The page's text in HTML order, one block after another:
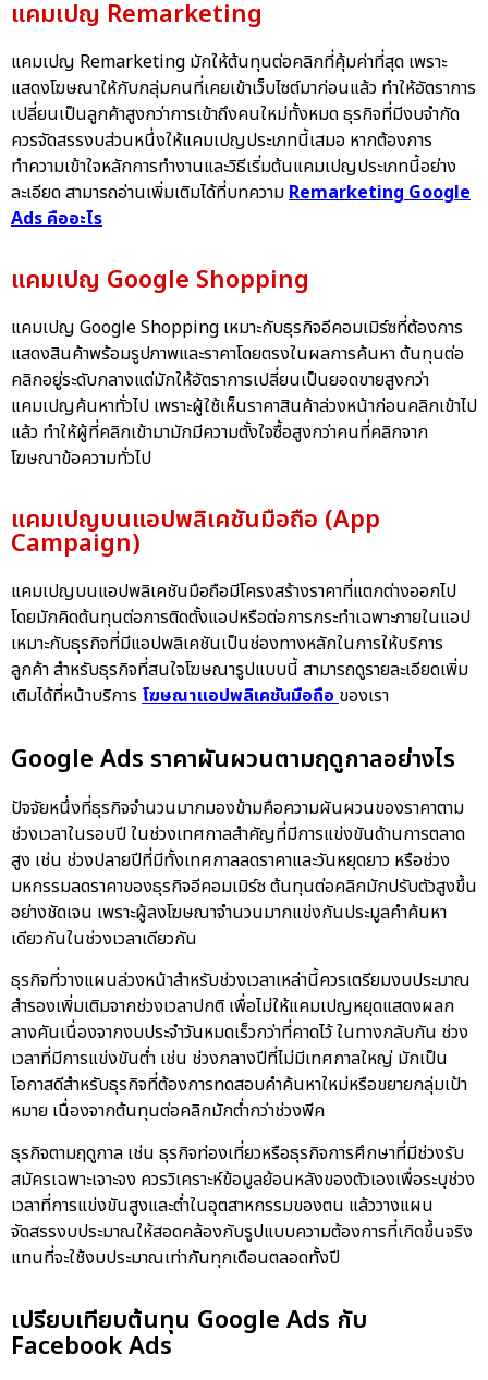
แคมเปญ Remarketing
แคมเปญ Remarketing มักให้ต้นทุนต่อคลิกที่คุ้มค่าที่สุด เพราะ
แสดงโฆษณาให้กับกลุ่มคนที่เคยเข้าเว็บไซต์มาก่อนแล้ว ทำให้อัตราการ
เปลี่ยนเป็นลูกค้าสูงกว่าการเข้าถึงคนใหม่ทั้งหมด ธุรกิจที่มีงบจำกัด
ควรจัดสรรงบส่วนหนึ่งให้แคมเปญประเภทนี้เสมอ หากต้องการ
ทำความเข้าใจหลักการทำงานและวิธีเริ่มต้นแคมเปญประเภทนี้อย่าง
ละเอียด สามารถอ่านเพิ่มเติมได้ที่บทความ Remarketing Google
Ads คืออะไร
แคมเปญ Google Shopping
แคมเปญ Google Shopping เหมาะกับธุรกิจอีคอมเมิร์ซที่ต้องการ
แสดงสินค้าพร้อมรูปภาพและราคาโดยตรงในผลการค้นหา ต้นทุนต่อ
คลิกอยู่ระดับกลางแต่มักให้อัตราการเปลี่ยนเป็นยอดขายสูงกว่า
แคมเปญค้นหาทั่วไป เพราะผู้ใช้เห็นราคาสินค้าล่วงหน้าก่อนคลิกเข้าไป
แล้ว ทำให้ผู้ที่คลิกเข้ามามักมีความตั้งใจซื้อสูงกว่าคนที่คลิกจาก
โฆษณาข้อความทั่วไป
แคมเปญบนแอปพลิเคชันมือถือ (App
Campaign)
แคมเปญบนแอปพลิเคชันมือถือมีโครงสร้างราคาที่แตกต่างออกไป
โดยมักคิดต้นทุนต่อการติดตั้งแอปหรือต่อการกระทำเฉพาะภายในแอป
เหมาะกับธุรกิจที่มีแอปพลิเคชันเป็นช่องทางหลักในการให้บริการ
ลูกค้า สำหรับธุรกิจที่สนใจโฆษณารูปแบบนี้ สามารถดูรายละเอียดเพิ่ม
เติมได้ที่หน้าบริการ โฆษณาแอปพลิเคชันมือถือ ของเรา
Google Ads ราคาผันผวนตามฤดูกาลอย่างไร
ปัจจัยหนึ่งที่ธุรกิจจำนวนมากมองข้ามคือความผันผวนของราคาตาม
ช่วงเวลาในรอบปี ในช่วงเทศกาลสำคัญที่มีการแข่งขันด้านการตลาด
สูง เช่น ช่วงปลายปีที่มีทั้งเทศกาลลดราคาและวันหยุดยาว หรือช่วง
มหกรรมลดราคาของธุรกิจอีคอมเมิร์ซ ต้นทุนต่อคลิกมักปรับตัวสูงขึ้น
อย่างชัดเจน เพราะผู้ลงโฆษณาจำนวนมากแข่งกันประมูลคำค้นหา
เดียวกันในช่วงเวลาเดียวกัน
ธุรกิจที่วางแผนล่วงหน้าสำหรับช่วงเวลาเหล่านี้ควรเตรียมงบประมาณ
สำรองเพิ่มเติมจากช่วงเวลาปกติ เพื่อไม่ให้แคมเปญหยุดแสดงผลก
ลางคันเนื่องจากงบประจำวันหมดเร็วกว่าที่คาดไว้ ในทางกลับกัน ช่วง
เวลาที่มีการแข่งขันต่ำ เช่น ช่วงกลางปีที่ไม่มีเทศกาลใหญ่ มักเป็น
โอกาสดีสำหรับธุรกิจที่ต้องการทดสอบคำค้นหาใหม่หรือขยายกลุ่มเป้า
หมาย เนื่องจากต้นทุนต่อคลิกมักต่ำกว่าช่วงพีค
ธุรกิจตามฤดูกาล เช่น ธุรกิจท่องเที่ยวหรือธุรกิจการศึกษาที่มีช่วงรับ
สมัครเฉพาะเจาะจง ควรวิเคราะห์ข้อมูลย้อนหลังของตัวเองเพื่อระบุช่วง
เวลาที่การแข่งขันสูงและต่ำในอุตสาหกรรมของตน แล้ววางแผน
จัดสรรงบประมาณให้สอดคล้องกับรูปแบบความต้องการที่เกิดขึ้นจริง
แทนที่จะใช้งบประมาณเท่ากันทุกเดือนตลอดทั้งปี
เปรียบเทียบต้นทุน Google Ads กับ
Facebook Ads